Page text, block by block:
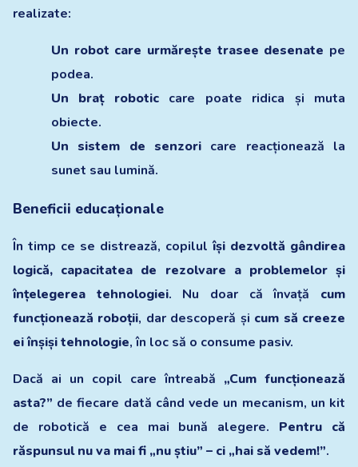
realizate:
Un robot care urmărește trasee desenate pe
podea.
Un braț roboticcare poate ridica și muta
obiecte.
Un sistem de senzori care reacționează la
sunet sau lumină.
Beneficii educaționale
În timp ce se distrează, copilulîși dezvoltă gândirea
logică, capacitatea de rezolvare a problemelor și
înțelegerea tehnologiei. Nu doar că învață cum
funcționează roboții, dar descoperă și cum să creeze
ei înșiși tehnologie, în loc să o consume pasiv.
Dacă ai un copil care întreabă „Cum funcționează
asta?” de fiecare dată când vede un mecanism, un kit
de robotică e cea mai bună alegere. Pentru că
răspunsul nu va mai fi „nu știu” – ci „hai să vedem!”.